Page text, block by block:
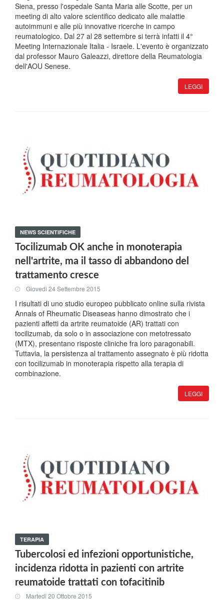
Siena, presso l'ospedale Santa Maria alle Scotte, per un
meeting di alto valore scientifico dedicato alle malattie
autoimmuni e alle più innovative ricerche in campo
reumatologico. Dal 27 al 28 settembre si terrà infatti il 4°
Meeting Internazionale Italia - Israele. L'evento è organizzato
dal professor Mauro Galeazzi, direttore della Reumatologia
dell'AOU Senese.
LEGGI
NEWS SCIENTIFICHE
Tocilizumab OK anche in monoterapia
nell'artrite, ma il tasso di abbandono del
trattamento cresce
Giovedi 24 Settembre 2015
I risultati di uno studio europeo pubblicato online sulla rivista
Annals of Rheumatic Diseaseas hanno dimostrato che i
pazienti affetti da artrite reumatoide (AR) trattati con
tocilizumab, da solo o in associazione con metotressato
(MTX), presentano risposte cliniche fra loro paragonabili.
Tuttavia, la persistenza al trattamento assegnato è più ridotta
con tocilizumab in monoterapia rispetto alla terapia di
combinazione.
LEGGI
TERAPIA
Tubercolosi ed infezioni opportunistiche,
incidenza ridotta in pazienti con artrite
reumatoide trattati con tofacitinib
Martedi 20 Ottobre 2015